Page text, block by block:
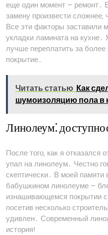
еще один момент – ремонт․
замену произвести
Все эти факторы заставили
укладки ламината на кухне․
лучше переплатить за более
покрытие․
Читать статью Как
шумоизоляцию пола в
Линолеум⁚
После того‚ как я отказался
упал на линолеум․ Честно
скептически․ В моей
бабушкином линолеуме –
изнашивающемся покрытии
посетив несколько
удивлен․ Современный
история!